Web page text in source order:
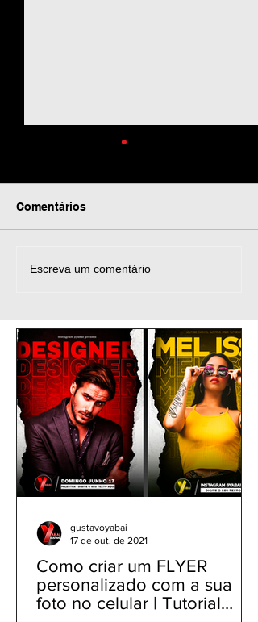
CapCut Tutorial
Como Editar Vídeo
Rápido e Fácil
Comentários
Escreva um comentário
Como criar um FLYER
personalizado com a sua
foto no celular | Tutorial
gustavoyabai
17 de out. de 2021